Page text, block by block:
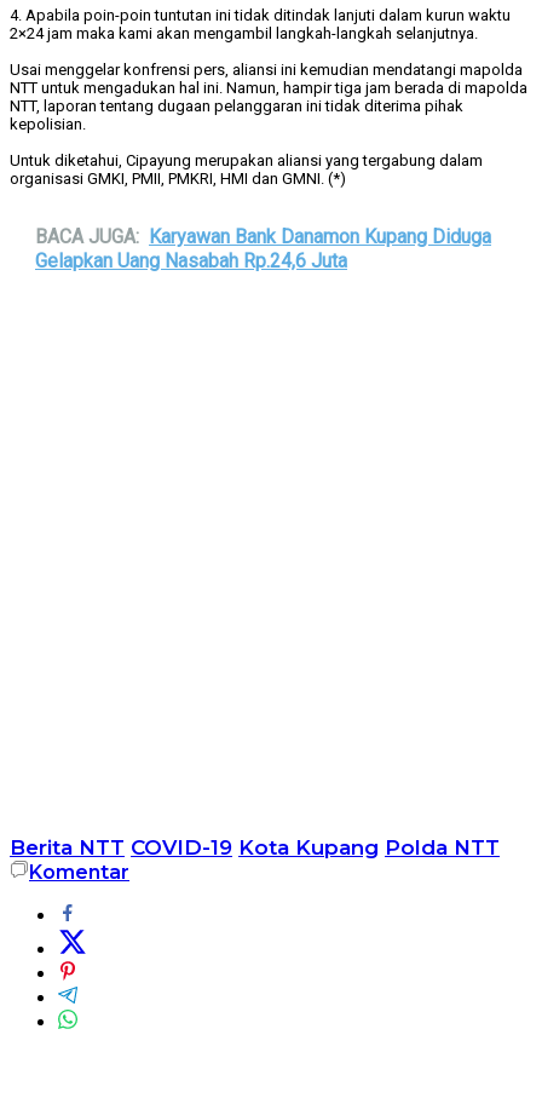
4. Apabila poin-poin tuntutan ini tidak ditindak lanjuti dalam kurun waktu
2×24 jam maka kami akan mengambil langkah-langkah selanjutnya.
Usai menggelar konfrensi pers, aliansi ini kemudian mendatangi mapolda
NTT untuk mengadukan hal ini. Namun, hampir tiga jam berada di mapolda
NTT, laporan tentang dugaan pelanggaran ini tidak diterima pihak
kepolisian.
Untuk diketahui, Cipayung merupakan aliansi yang tergabung dalam
organisasi GMKI, PMII, PMKRI, HMI dan GMNI. (*)
BACA JUGA: Karyawan Bank Danamon Kupang Diduga
Gelapkan Uang Nasabah Rp.24,6 Juta
Berita NTT COVID-19 Kota Kupang Polda NTT
Komentar